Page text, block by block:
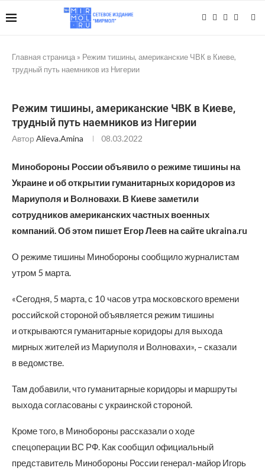
Главная страница » Режим тишины, американские ЧВК в Киеве,
трудный путь наемников из Нигерии
Режим тишины, американские ЧВК в Киеве,
трудный путь наемников из Нигерии
Автор Alieva.amina 08.03.2022
Минобороны России объявило о режиме тишины на
Украине и об открытии гуманитарных коридоров из
Мариуполя и Волновахи. В Киеве заметили
сотрудников американских частных военных
компаний. Об этом пишет Егор Леев на сайте ukraina.ru
О режиме тишины Минобороны сообщило журналистам
утром 5 марта.
«Сегодня, 5 марта, с 10 часов утра московского времени
российской стороной объявляется режим тишины
и открываются гуманитарные коридоры для выхода
мирных жителей из Мариуполя и Волновахи», – сказали
в ведомстве.
Там добавили, что гуманитарные коридоры и маршруты
выхода согласованы с украинской стороной.
Кроме того, в Минобороны рассказали о ходе
спецоперации ВС РФ. Как сообщил официальный
представитель Минобороны России генерал-майор Игорь